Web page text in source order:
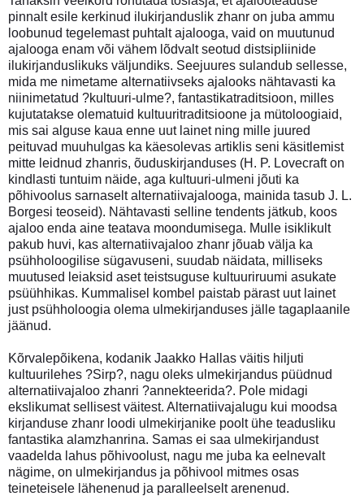
pinnalt esile kerkinud ilukirjanduslik zhanr on juba ammu
loobunud tegelemast puhtalt ajalooga, vaid on muutunud
ajalooga enam või vähem lõdvalt seotud distsipliinide
ilukirjanduslikuks väljundiks. Seejuures sulandub sellesse,
mida me nimetame alternatiivseks ajalooks nähtavasti ka
niinimetatud ?kultuuri-ulme?, fantastikatraditsioon, milles
kujutatakse olematuid kultuuritraditsioone ja mütoloogiaid,
mis sai alguse kaua enne uut lainet ning mille juured
peituvad muuhulgas ka käesolevas artiklis seni käsitlemist
mitte leidnud zhanris, õuduskirjanduses (H. P. Lovecraft on
kindlasti tuntuim näide, aga kultuuri-ulmeni jõuti ka
põhivoolus sarnaselt alternatiivajalooga, mainida tasub J. L.
Borgesi teoseid). Nähtavasti selline tendents jätkub, koos
ajaloo enda aine teatava moondumisega. Mulle isiklikult
pakub huvi, kas alternatiivajaloo zhanr jõuab välja ka
psühholoogilise sügavuseni, suudab näidata, milliseks
muutused leiaksid aset teistsuguse kultuuriruumi asukate
psüühhikas. Kummalisel kombel paistab pärast uut lainet
just psühholoogia olema ulmekirjanduses jälle tagaplaanile
jäänud.
Kõrvalepõikena, kodanik Jaakko Hallas väitis hiljuti
kultuurilehes ?Sirp?, nagu oleks ulmekirjandus püüdnud
alternatiivajaloo zhanri ?annekteerida?. Pole midagi
ekslikumat sellisest väitest. Alternatiivajalugu kui moodsa
kirjanduse zhanr loodi ulmekirjanike poolt ühe teadusliku
fantastika alamzhanrina. Samas ei saa ulmekirjandust
vaadelda lahus põhivoolust, nagu me juba ka eelnevalt
nägime, on ulmekirjandus ja põhivool mitmes osas
teineteisele lähenenud ja paralleelselt arenenud.